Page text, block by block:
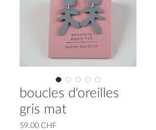
boucles d'oreilles
gris mat
59.00 CHFPrix